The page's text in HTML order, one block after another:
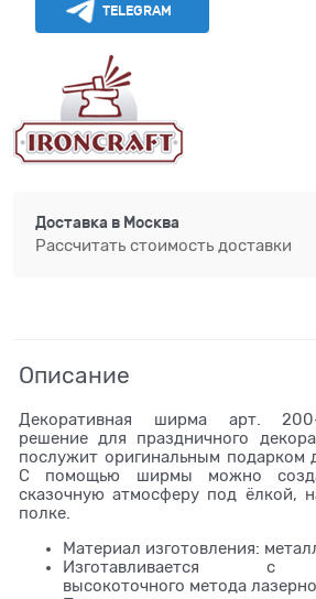
TELEGRAM
Доставка в Москва
Рассчитать стоимость доставки
Описание
Декоративная ширма арт.
решение для праздничного
послужит оригинальным подарком
С помощью ширмы можно
сказочную атмосферу под ёлкой,
полке.
Материал изготовления:
Изготавливается с
высокоточного метода